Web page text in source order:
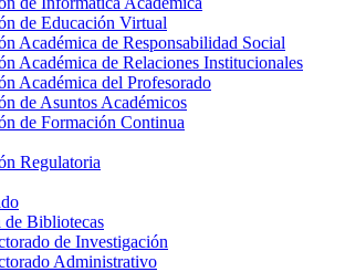
de Educación Virtual
Académica de Responsabilidad Social
Académica de Relaciones Institucionales
Académica del Profesorado
de Asuntos Académicos
de Formación Continua
Regulatoria
de Bibliotecas
de Investigación
Administrativo